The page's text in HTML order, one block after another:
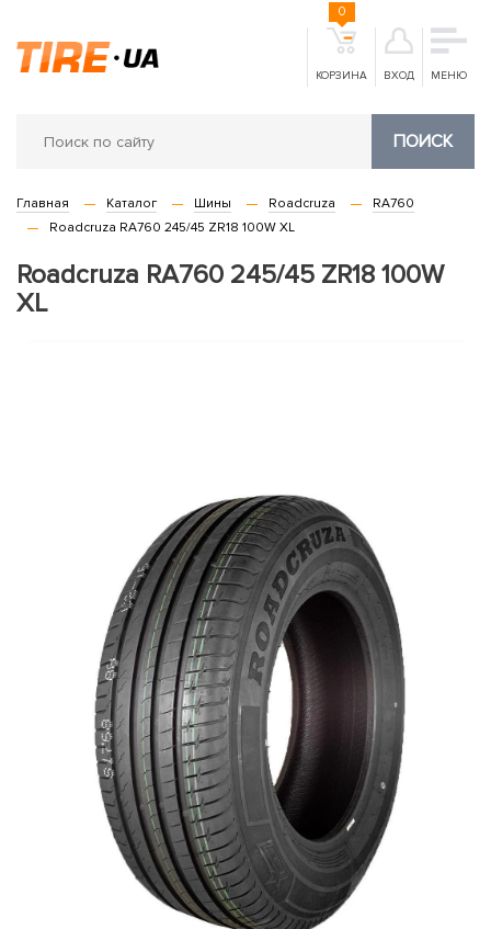
КОРЗИНА
0
ВХОД МЕНЮ
ПОИСК
Главная Каталог Шины Roadcruza
RA760
Roadcruza RA760 245/45 ZR18 100W XL
Roadcruza RA760 245/45 ZR18 100W
XL